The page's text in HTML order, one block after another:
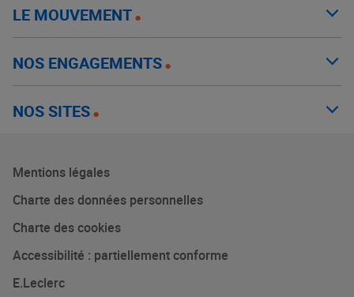
LE MOUVEMENT
NOS ENGAGEMENTS
NOS SITES
Mentions légales
Charte des données personnelles
Charte des cookies
Accessibilité : partiellement conforme
E.Leclerc